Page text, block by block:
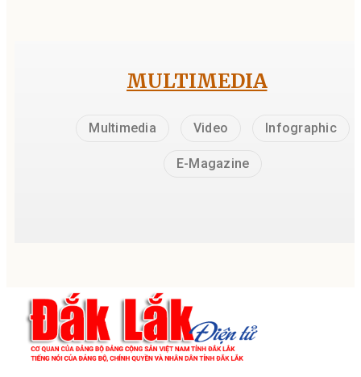
MULTIMEDIA
Multimedia Video Infographic
E-Magazine